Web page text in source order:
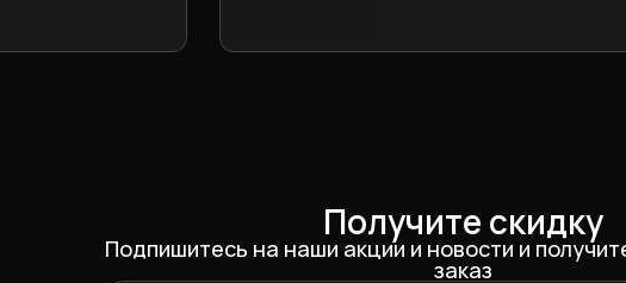
Получите скидку
Подпишитесь на наши акции и новости и
заказ